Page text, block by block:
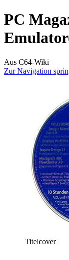
PC
Aus C64-Wiki
Zur Navigation
Titelcover